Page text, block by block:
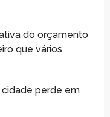
do orçamento
que vários
cidade perde em